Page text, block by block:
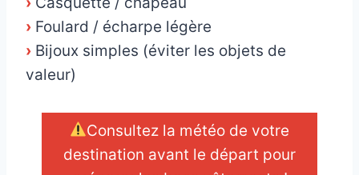
› Foulard / écharpe légère
› Bijoux simples (éviter les objets de
valeur)
Consultez la météo de votre
destination avant le départ pour